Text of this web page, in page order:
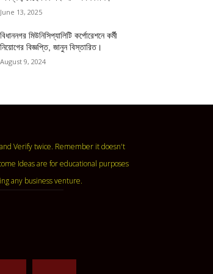
June 13, 2025
বিধাননগর মিউনিসিপ্যালিটি কর্পোরেশনে কর্মী
নিয়োগের বিজ্ঞপ্তি, জানুন বিস্তারিত।
August 9, 2024
and Verify twice. Remember it doesn't
Ideas are for educational purposes
any business venture.